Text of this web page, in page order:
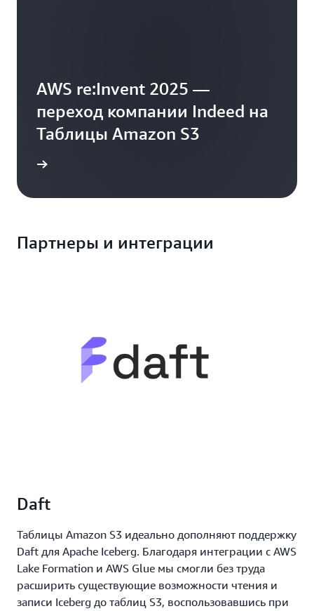
AWS re:Invent 2025 —
переход компании Indeed на
Таблицы Amazon S3
Партнеры и интеграции
Daft
Таблицы Amazon S3 идеально дополняют поддержку
Daft для Apache Iceberg. Благодаря интеграции с AWS
Lake Formation и AWS Glue мы смогли без труда
расширить существующие возможности чтения и
записи Iceberg до таблиц S3, воспользовавшись при